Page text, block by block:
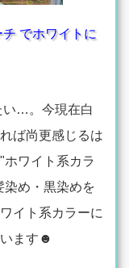
チ でホワイトに
い…。今現在白
ば尚更感じるは
ワイト系カラ
染め・黒染めを
イト系カラーに
います☻